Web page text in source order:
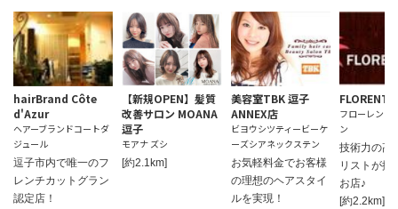
hairBrand Côte
d'Azur
ヘアーブランドコートダ
ジュール
逗子市内で唯一のフ
レンチカットグラン
認定店！
【新規OPEN】髪質
改善サロン MOANA
逗子
モアナ ズシ
[約2.1km]
美容室TBK 逗子
ANNEX店
ビヨウシツティービーケ
ーズシアネックステン
お気軽料金でお客様
の理想のヘアスタイ
ルを実現！
FLORENT
フローレント
ン
技術力の高
リストが揃
お店♪
[約2.2km]